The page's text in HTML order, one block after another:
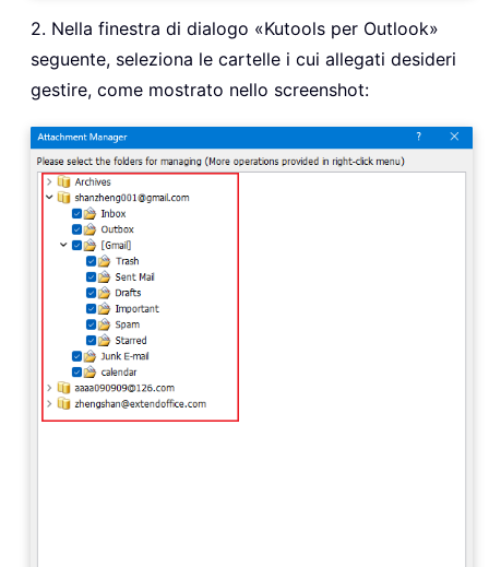
2. Nella finestra di dialogo «Kutools per Outlook»
seguente, seleziona le cartelle i cui allegati desideri
gestire, come mostrato nello screenshot: